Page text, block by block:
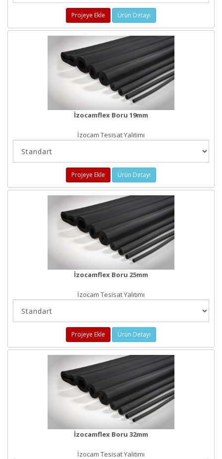
Projeye Ekle Ürün Detayı
İzocamflex Boru 19mm
İzocam Tesisat Yalıtımı
Projeye Ekle Ürün Detayı
İzocamflex Boru 25mm
İzocam Tesisat Yalıtımı
Projeye Ekle Ürün Detayı
İzocamflex Boru 32mm
İzocam Tesisat Yalıtımı